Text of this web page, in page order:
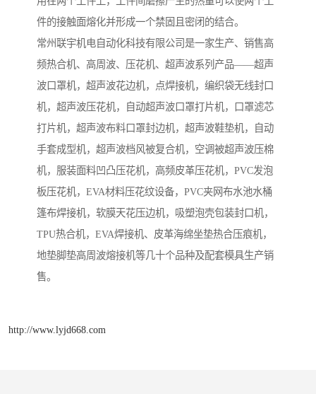
件的接触面熔化并形成一个禁固且密闭的结合。
常州联宇机电自动化科技有限公司是一家生产、销售高
频热合机、高周波、压花机、超声波系列产品——超声
波口罩机，超声波花边机，点焊接机，编织袋无线封口
机，超声波压花机，自动超声波口罩打片机，口罩滤芯
打片机，超声波布料口罩封边机，超声波鞋垫机，自动
手套成型机，超声波档风被复合机，空调被超声波压棉
机，服装面料凹凸压花机，高频皮革压花机，PVC发泡
板压花机，EVA材料压花纹设备，PVC夹网布水池水桶
篷布焊接机，软膜天花压边机，吸塑泡壳包装封口机，
TPU热合机，EVA焊接机、皮革海绵坐垫热合压痕机，
地垫脚垫高周波熔接机等几十个品种及配套模具生产销
售。
http://www.lyjd668.com